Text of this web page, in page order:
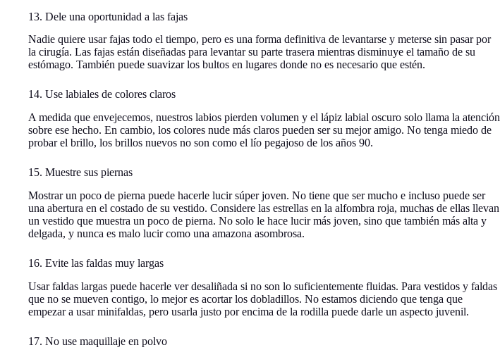
13. Dele una oportunidad a las fajas
Nadie quiere usar fajas todo el tiempo, pero es una forma definitiva de levantarse y meterse sin pasar por
la cirugía. Las fajas están diseñadas para levantar su parte trasera mientras disminuye el tamaño de su
estómago. También puede suavizar los bultos en lugares donde no es necesario que estén.
14. Use labiales de colores claros
A medida que envejecemos, nuestros labios pierden volumen y el lápiz labial oscuro solo llama la atención
sobre ese hecho. En cambio, los colores nude más claros pueden ser su mejor amigo. No tenga miedo de
probar el brillo, los brillos nuevos no son como el lío pegajoso de los años 90.
15. Muestre sus piernas
Mostrar un poco de pierna puede hacerle lucir súper joven. No tiene que ser mucho e incluso puede ser
una abertura en el costado de su vestido. Considere las estrellas en la alfombra roja, muchas de ellas llevan
un vestido que muestra un poco de pierna. No solo le hace lucir más joven, sino que también más alta y
delgada, y nunca es malo lucir como una amazona asombrosa.
16. Evite las faldas muy largas
Usar faldas largas puede hacerle ver desaliñada si no son lo suficientemente fluidas. Para vestidos y faldas
que no se mueven contigo, lo mejor es acortar los dobladillos. No estamos diciendo que tenga que
empezar a usar minifaldas, pero usarla justo por encima de la rodilla puede darle un aspecto juvenil.
17. No use maquillaje en polvo